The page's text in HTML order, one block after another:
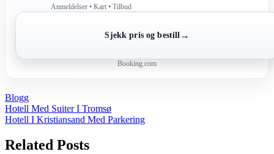
Anmeldelser • Kart • Tilbud
Sjekk pris og bestill →
Booking.com
Blogg
Post
navigation
Hotell Med Suiter I Tromsø
Hotell I Kristiansand Med Parkering
Related Posts